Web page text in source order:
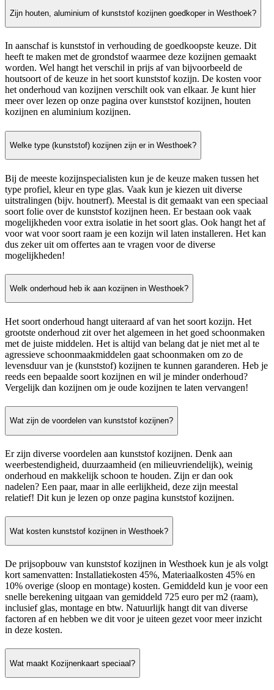
Zijn houten, aluminium of kunststof kozijnen goedkoper in Westhoek?
In aanschaf is kunststof in verhouding de goedkoopste keuze. Dit
heeft te maken met de grondstof waarmee deze kozijnen gemaakt
worden. Wel hangt het verschil in prijs af van bijvoorbeeld de
houtsoort of de keuze in het soort kunststof kozijn. De kosten voor
het onderhoud van kozijnen verschilt ook van elkaar. Je kunt hier
meer over lezen op onze pagina over kunststof kozijnen, houten
kozijnen en aluminium kozijnen.
Welke type (kunststof) kozijnen zijn er in Westhoek?
Bij de meeste kozijnspecialisten kun je de keuze maken tussen het
type profiel, kleur en type glas. Vaak kun je kiezen uit diverse
uitstralingen (bijv. houtnerf). Meestal is dit gemaakt van een speciaal
soort folie over de kunststof kozijnen heen. Er bestaan ook vaak
mogelijkheden voor extra isolatie in het soort glas. Ook hangt het af
voor wat voor soort raam je een kozijn wil laten installeren. Het kan
dus zeker uit om offertes aan te vragen voor de diverse
mogelijkheden!
Welk onderhoud heb ik aan kozijnen in Westhoek?
Het soort onderhoud hangt uiteraard af van het soort kozijn. Het
grootste onderhoud zit over het algemeen in het goed schoonmaken
met de juiste middelen. Het is altijd van belang dat je niet met al te
agressieve schoonmaakmiddelen gaat schoonmaken om zo de
levensduur van je (kunststof) kozijnen te kunnen garanderen. Heb je
reeds een bepaalde soort kozijnen en wil je minder onderhoud?
Vergelijk dan kozijnen om je oude kozijnen te laten vervangen!
Wat zijn de voordelen van kunststof kozijnen?
Er zijn diverse voordelen aan kunststof kozijnen. Denk aan
weerbestendigheid, duurzaamheid (en milieuvriendelijk), weinig
onderhoud en makkelijk schoon te houden. Zijn er dan ook
nadelen? Een paar, maar in alle eerlijkheid, deze zijn meestal
relatief! Dit kun je lezen op onze pagina kunststof kozijnen.
Wat kosten kunststof kozijnen in Westhoek?
De prijsopbouw van kunststof kozijnen in Westhoek kun je als volgt
kort samenvatten: Installatiekosten 45%, Materiaalkosten 45% en
10% overige (sloop en montage) kosten. Gemiddeld kun je voor een
snelle berekening uitgaan van gemiddeld 725 euro per m2 (raam),
inclusief glas, montage en btw. Natuurlijk hangt dit van diverse
factoren af en hebben we dit voor je uiteen gezet voor meer inzicht
in deze kosten.
Wat maakt Kozijnenkaart speciaal?